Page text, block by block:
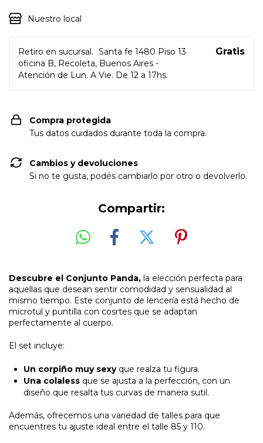
Nuestro local
Retiro en sucursal. Santa fe 1480 Piso 13
oficina B, Recoleta, Buenos Aires -
Atención de Lun. A Vie. De 12 a 17hs.
Gratis
Compra protegida
Tus datos cuidados durante toda la compra.
Cambios y devoluciones
Si no te gusta, podés cambiarlo por otro o devolverlo.
Compartir:
Descubre el Conjunto Panda, la elección perfecta para
aquellas que desean sentir comodidad y sensualidad al
mismo tiempo. Este conjunto de lencería está hecho de
microtul y puntilla con cosrtes que se adaptan
perfectamente al cuerpo.
El set incluye:
Un corpiño muy sexy que realza tu figura.
Una colaless que se ajusta a la perfección, con un
diseño que resalta tus curvas de manera sutil.
Además, ofrecemos una variedad de talles para que
encuentres tu ajuste ideal entre el talle 85 y 110.